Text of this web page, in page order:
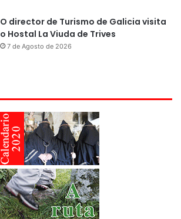
O director de Turismo de Galicia visita
o Hostal La Viuda de Trives
7 de Agosto de 2026